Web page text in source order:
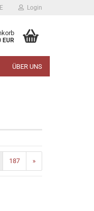
Login
EUR
ÜBER UNS
187 »